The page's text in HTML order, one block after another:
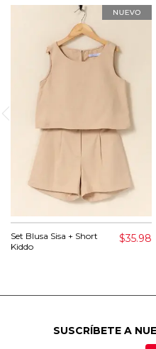
Set Blusa Sisa + Short
Kiddo
$35.98
SUSCRÍBETE A